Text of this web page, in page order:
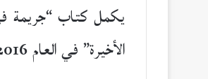
يكمل كتاب “جريمة
الأخيرة” في العام 2016، وأنجزت كتابها الثاني تحت عنوان “الخلفاء الملعونون” في العام 2019.